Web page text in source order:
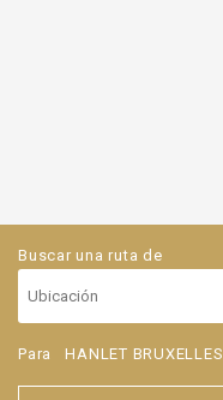
Buscar una ruta de
Para HANLET BRUXELLES